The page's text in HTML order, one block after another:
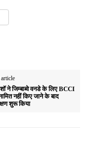
शॉ ने जिम्बाब्वे वनडे के लिए BCCI
नामित नहीं किए जाने के बाद
शुरू किया